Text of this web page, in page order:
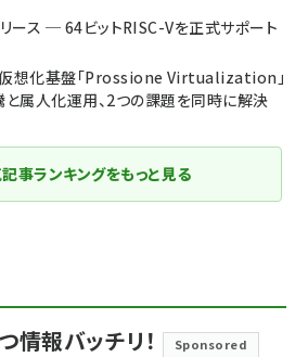
ース ─ 64ビットRISC-Vを正式サポート
想化基盤「Prossione Virtualization」
属人化運用、2つの課題を同時に解決
事ランキングをもっと見る
報バッチリ！ Sponsored